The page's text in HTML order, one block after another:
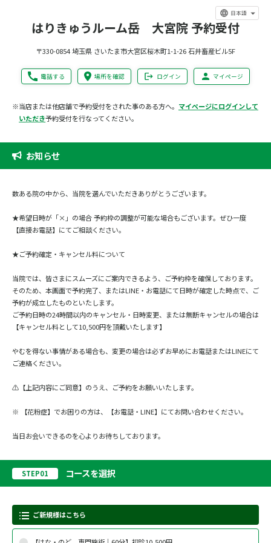
日本語
はりきゅうルーム岳 大宮院 予約受付
〒330-0854 埼玉県 さいたま市大宮区桜木町1-1-26 石井畜産ビル5F
電話する 場所を確認 ログイン マイページ
※当店または他店舗で予約受付をされた事のある方へ。 マイページにログインして
いただき予約受付を行なってください。
お知らせ
数ある院の中から、当院を選んでいただきありがとうございます。
★希望日時が「×」の場合 予約枠の調整が可能な場合もございます。ぜひ一度
【直接お電話】にてご相談ください。
★ご予約確定・キャンセル料について
当院では、皆さまにスムーズにご案内できるよう、ご予約枠を確保しております。
そのため、本画面で予約完了、またはLINE・お電話にて日時が確定した時点で、ご
予約が成立したものといたします。
ご予約日時の24時間以内のキャンセル・日時変更、または無断キャンセルの場合は
【キャンセル料として10,500円を頂戴いたします】
やむを得ない事情がある場合も、変更の場合は必ずお早めにお電話またはLINEにて
ご連絡ください。
⚠️【上記内容にご同意】のうえ、ご予約をお願いいたします。
※ 【花粉症】でお困りの方は、【お電話・LINE】にてお問い合わせください。
当日お会いできるのを心よりお待ちしております。
STEP01 コースを選択
ご新規様はこちら